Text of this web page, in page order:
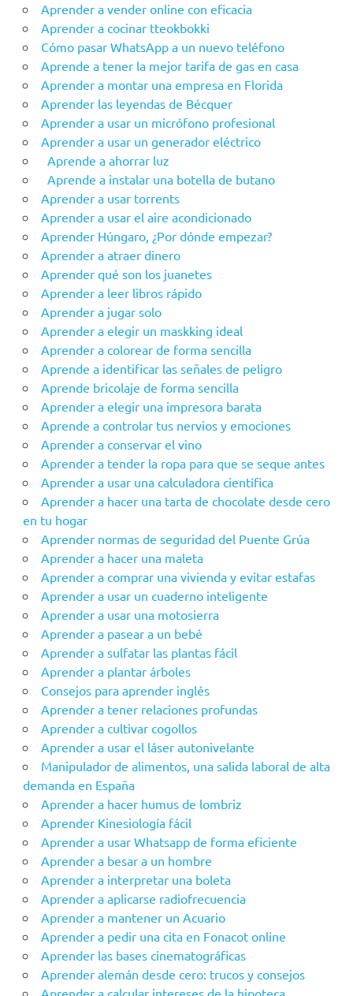
Aprender a vender online con eficacia
Aprender a cocinar tteokbokki
Cómo pasar WhatsApp a un nuevo teléfono
Aprende a tener la mejor tarifa de gas en casa
Aprender a montar una empresa en Florida
Aprender las leyendas de Bécquer
Aprender a usar un micrófono profesional
Aprender a usar un generador eléctrico
Aprende a ahorrar luz
Aprende a instalar una botella de butano
Aprender a usar torrents
Aprender a usar el aire acondicionado
Aprender Húngaro, ¿Por dónde empezar?
Aprender a atraer dinero
Aprender qué son los juanetes
Aprender a leer libros rápido
Aprender a jugar solo
Aprender a elegir un maskking ideal
Aprender a colorear de forma sencilla
Aprende a identificar las señales de peligro
Aprende bricolaje de forma sencilla
Aprender a elegir una impresora barata
Aprende a controlar tus nervios y emociones
Aprender a conservar el vino
Aprender a tender la ropa para que se seque antes
Aprender a usar una calculadora científica
Aprender a hacer una tarta de chocolate desde cero
en tu hogar
Aprender‌ ‌‌normas‌ ‌de‌ ‌seguridad‌ ‌del‌ ‌Puente‌ ‌Grúa‌ ‌
Aprender a hacer una maleta
Aprender a comprar una vivienda y evitar estafas
Aprender a usar un cuaderno inteligente
Aprender a usar una motosierra
Aprender a pasear a un bebé
Aprender a sulfatar las plantas fácil
Aprender a plantar árboles
Consejos para aprender inglés
Aprender a tener relaciones profundas
Aprender a cultivar cogollos
Aprender a usar el láser autonivelante
Manipulador de alimentos, una salida laboral de alta
demanda en España
Aprender a hacer humus de lombriz
Aprender Kinesiología fácil
Aprender a usar Whatsapp de forma eficiente
Aprender a besar a un hombre
Aprender a interpretar una boleta
Aprender a aplicarse radiofrecuencia
Aprender a mantener un Acuario
Aprender a pedir una cita en Fonacot online
Aprender las bases cinematográficas
Aprender alemán desde cero: trucos y consejos